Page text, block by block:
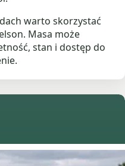
warto skorzystać
Masa może
stan i dostęp do